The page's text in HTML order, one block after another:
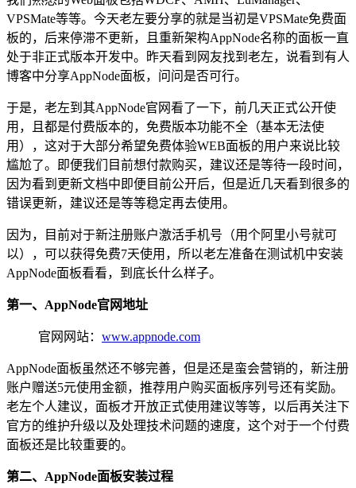
VPSMate等等。今天老左要分享的就是当初是VPSMate免费面
板的，后来停滞不更新，且重新架构AppNode名称的面板一直
处于非正式版本开发中。昨天看到网友找到老左，说看到有人
博客中分享AppNode面板，问问是否可行。
于是，老左到其AppNode官网看了一下，前几天正式公开使
用，且都是付费版本的，免费版本功能不全（基本无法使
用），这对于大部分希望免费体验WEB面板的用户来说比较
尴尬了。即便我们目前想付款购买，建议还是等待一段时间，
因为看到更新文档中即便目前公开后，但是近几天看到很多的
错误更新，建议还是等等稳定再去使用。
因为，目前对于新注册账户激活手机号（用个阿里小号就可
以），可以获得免费7天使用，所以老左准备在测试机中安装
AppNode面板看看，到底长什么样子。
第一、AppNode官网地址
官网网站： www.appnode.com
AppNode面板虽然还不够完善，但是还是蛮会营销的，新注册
账户赠送5元使用金额，推荐用户购买面板序列号还有奖励。
老左个人建议，面板才开放正式使用建议等等，以后再关注下
官方的维护升级以及处理技术问题的速度，这个对于一个付费
面板还是比较重要的。
第二、AppNode面板安装过程